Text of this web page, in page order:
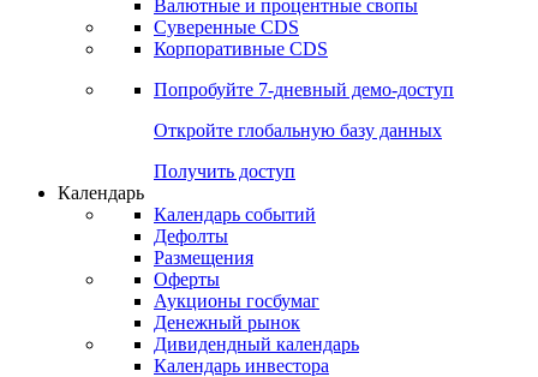
Валютные и процентные свопы
Суверенные CDS
Корпоративные CDS
Попробуйте 7-дневный демо-доступ
Откройте глобальную базу данных
Получить доступ
Календарь
Календарь событий
Дефолты
Размещения
Оферты
Аукционы госбумаг
Денежный рынок
Дивидендный календарь
Календарь инвестора